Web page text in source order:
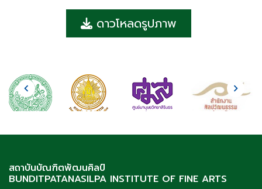
ดาวโหลดรูปภาพ
สถาบันบัณฑิตพัฒนศิลป์
BUNDITPATANASILPA INSTITUTE OF FINE ARTS